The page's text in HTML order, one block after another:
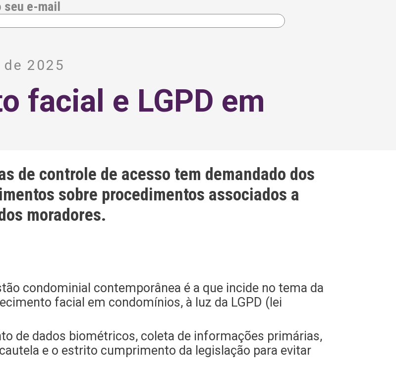
seu e-mail
2025
facial e LGPD em
de controle de acesso tem demandado dos
sobre procedimentos associados a
moradores.
condominial contemporânea é a que incide no tema da
facial em condomínios, à luz da LGPD (lei
de dados biométricos, coleta de informações primárias,
e o estrito cumprimento da legislação para evitar